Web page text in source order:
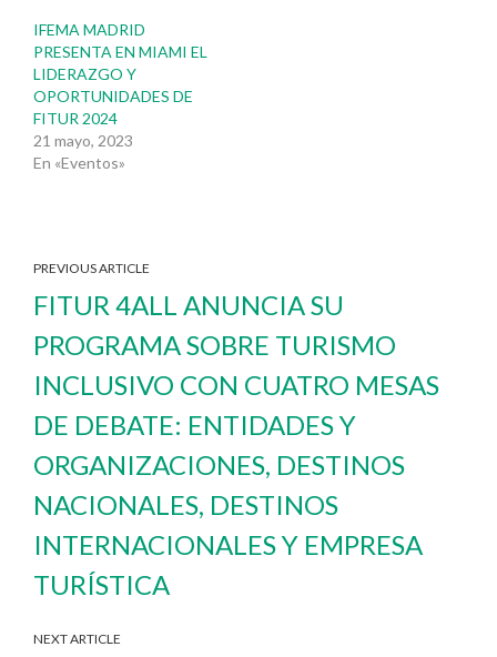
IFEMA MADRID
PRESENTA EN MIAMI EL
LIDERAZGO Y
OPORTUNIDADES DE
FITUR 2024
21 mayo, 2023
En «Eventos»
PREVIOUS ARTICLE
FITUR 4ALL ANUNCIA SU
PROGRAMA SOBRE TURISMO
INCLUSIVO CON CUATRO MESAS
DE DEBATE: ENTIDADES Y
ORGANIZACIONES, DESTINOS
NACIONALES, DESTINOS
INTERNACIONALES Y EMPRESA
TURÍSTICA
NEXT ARTICLE